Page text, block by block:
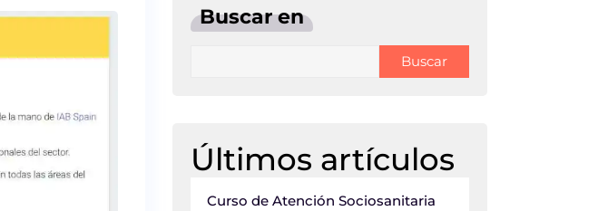
Buscar en
Buscar
Últimos artículos
Curso de Atención Sociosanitaria